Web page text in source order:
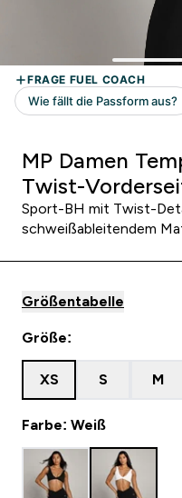
MP Damen
Twist-
Sport-BH mit Twist-
schweißableitendem
Größentabelle
Größe:
XS S M
Farbe: Weiß